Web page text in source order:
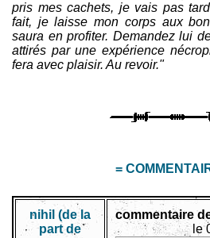
pris mes cachets, je vais pas
fait, je laisse mon corps aux
saura en profiter. Demandez lui
attirés par une expérience
fera avec plaisir. Au revoir."
=
nihil (de la
part de
commentaire
le